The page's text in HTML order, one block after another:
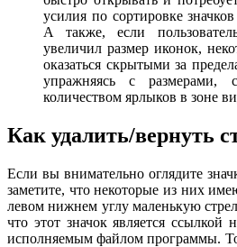
усилия по сортировке
А также, если
увеличил размер иконок,
оказаться скрытыми за
упражняясь с размерами,
количеством ярлыков в зоне
Как удалить/вернуть
Если вы внимательно оглядите
заметите, что некоторые из них
левом нижнем углу маленькую
что этот значок является
исполняемым файлом программы.